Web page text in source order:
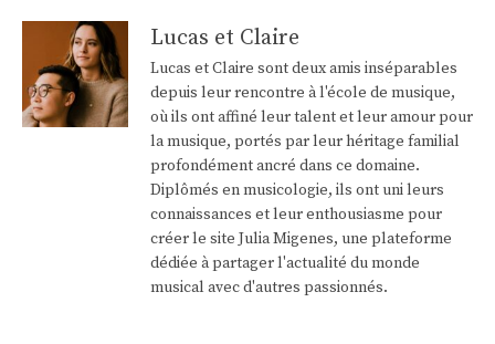
Lucas et Claire
Lucas et Claire sont deux amis inséparables
depuis leur rencontre à l'école de musique,
où ils ont affiné leur talent et leur amour pour
la musique, portés par leur héritage familial
profondément ancré dans ce domaine.
Diplômés en musicologie, ils ont uni leurs
connaissances et leur enthousiasme pour
créer le site Julia Migenes, une plateforme
dédiée à partager l'actualité du monde
musical avec d'autres passionnés.